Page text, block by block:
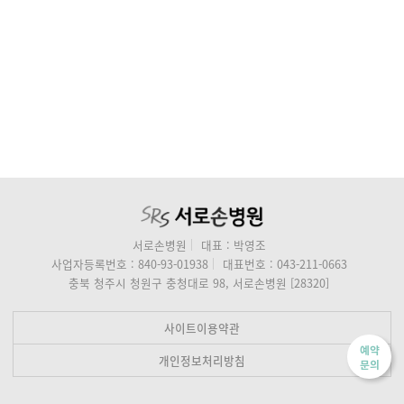
예약
문의
서로손병원
대표 : 박영조
사업자등록번호 : 840-93-01938
대표번호 : 043-211-0663
충북 청주시 청원구 충청대로 98, 서로손병원 [28320]
사이트이용약관
개인정보처리방침